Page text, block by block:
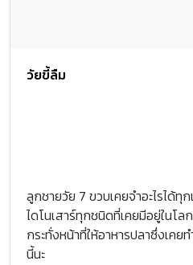
วัยขี้ลืม
ลูกชายวัย 7 ขวบเคยจำอะไรได้ทุ
ไดโนเสาร์ทุกชนิดที่เคยมีอยู่ในโ
กระทั่งหน้าที่ให้อาหารปลาซึ่งเคย
นี้นะ